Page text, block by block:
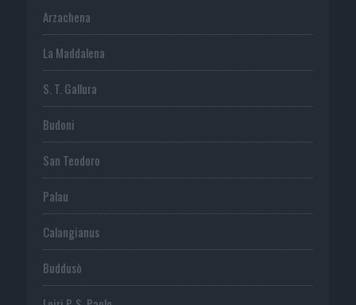
Arzachena
La Maddalena
S. T. Gallura
Budoni
San Teodoro
Palau
Calangianus
Buddusò